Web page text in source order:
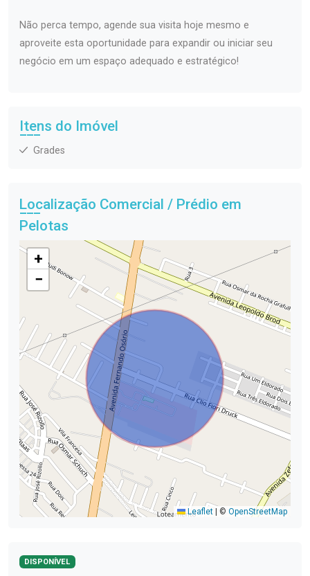
Não perca tempo, agende sua visita hoje mesmo e
aproveite esta oportunidade para expandir ou iniciar seu
negócio em um espaço adequado e estratégico!
Itens do Imóvel
Grades
Localização Comercial / Prédio em
Pelotas
+
−
Leaflet | © OpenStreetMap
DISPONÍVEL